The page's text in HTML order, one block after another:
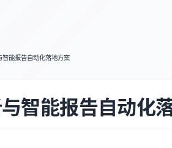
智能报告自动化落地方案
智能报告自动化